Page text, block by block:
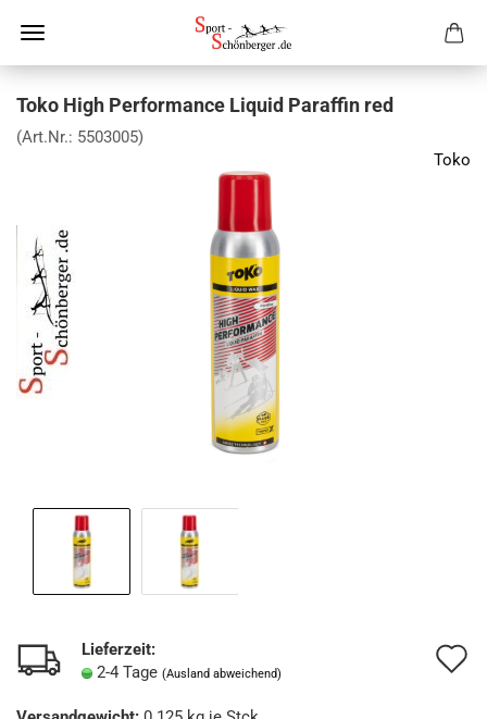
Toko High Performance Liquid Paraffin red
(Art.Nr.: 5503005)
Toko
Lieferzeit:
2-4 Tage (Ausland abweichend)